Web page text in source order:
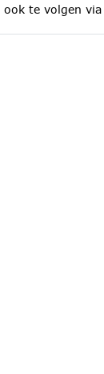
ook te volgen